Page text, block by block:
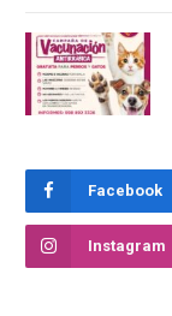
Facebook
Instagram